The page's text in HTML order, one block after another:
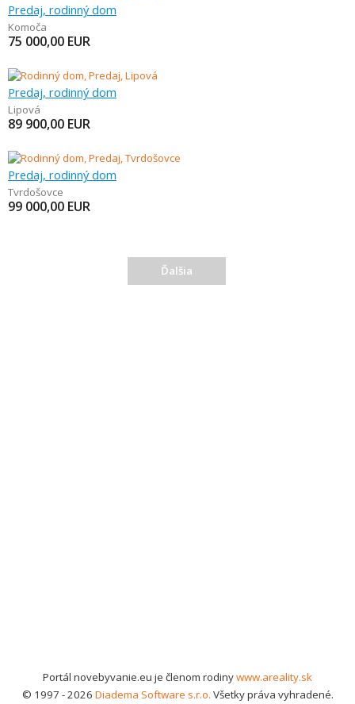
Predaj, rodinný dom
Komoča
75 000,00 EUR
Predaj, rodinný dom
Lipová
89 900,00 EUR
Predaj, rodinný dom
Tvrdošovce
99 000,00 EUR
Ďalšia
Portál novebyvanie.eu je členom rodinywww.areality.sk
© 1997 - 2026 Diadema Software s.r.o. Všetky práva vyhradené.